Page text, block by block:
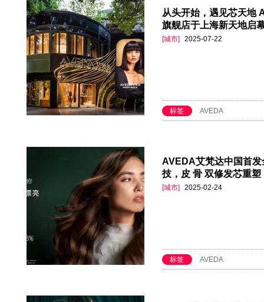
从头开始，遇见芯天地
旗舰店于上海新天地启
[城市] 2025-07-22
标签 AVEDA
AVEDA艾梵达中国首
技，皮 骨 双修发芯重塑
[城市] 2025-02-24
标签 AVEDA